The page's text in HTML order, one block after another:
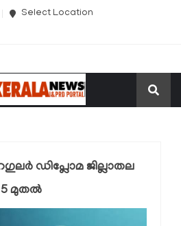
Select Location
ഡിപ്ലോമ ജില്ലാതല
മുതൽ